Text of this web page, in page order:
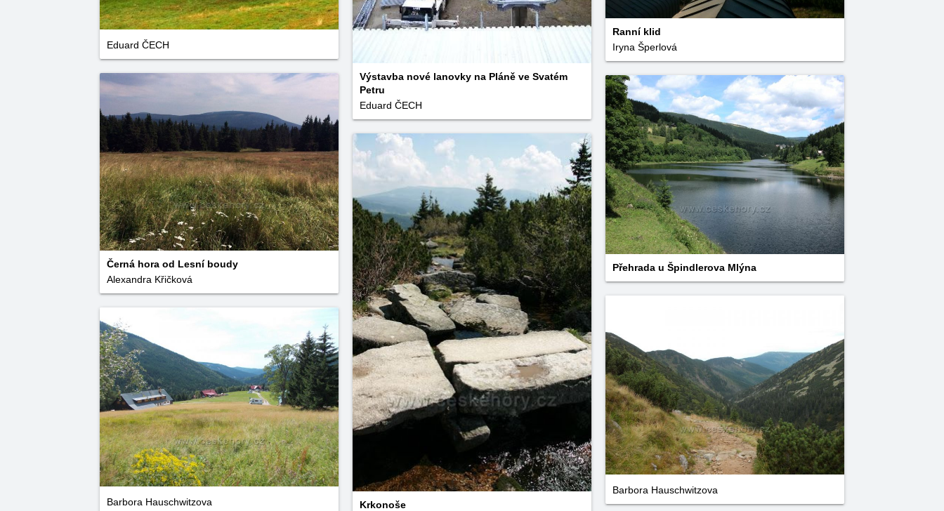
Eduard ČECH
Výstavba nové lanovky na Pláně ve Svatém
Petru
Eduard ČECH
Ranní klid
Iryna Šperlová
Černá hora od Lesní boudy
Alexandra Křičková
Přehrada u Špindlerova Mlýna
Krkonoše
Barbora Hauschwitzova
Barbora Hauschwitzova